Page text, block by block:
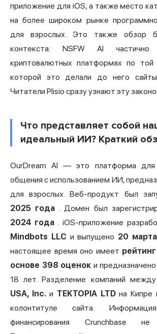
приложение для iOS, а также место
на более широком рынке
для взрослых. Это также обзор
контекста: NSFW AI частично
криптовалютных платформах по
которой это делали до него
Читатели Plisio сразу узнают эту
Что представляет собой
идеальный ИИ? Краткий
OurDream AI — это платформа
общения с использованием ИИ,
для взрослых. Веб-продукт был
2025 года . Домен был
2024 года . iOS-приложение
Mindbots LLC и выпущено 20
настоящее время оно имеет
основе 398 оценок и
18 лет. Разделение компаний между
USA, Inc.и TEKTOPIA LTDна Кипре
колонтитуле сайта.
финансирования Crunchbase не